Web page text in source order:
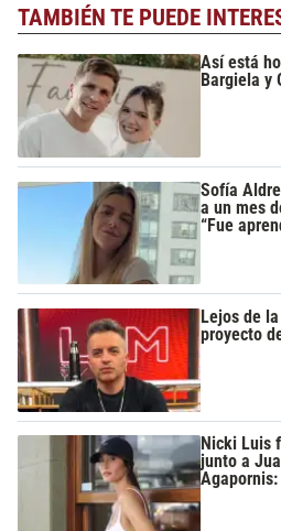
TAMBIÉN TE PUEDE
Así está
Bargiela y
Sofía
a un mes
“Fue
Lejos de
proyecto
Nicki Luis
junto a